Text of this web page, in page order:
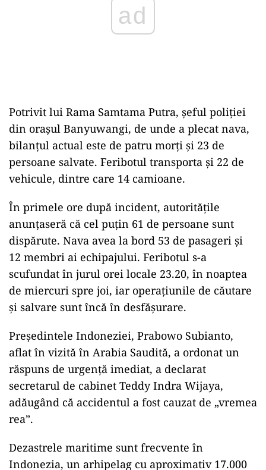
Potrivit lui Rama Samtama Putra, șeful poliției
din orașul Banyuwangi, de unde a plecat nava,
bilanțul actual este de patru morți și 23 de
persoane salvate. Feribotul transporta și 22 de
vehicule, dintre care 14 camioane.
În primele ore după incident, autoritățile
anunțaseră că cel puțin 61 de persoane sunt
dispărute. Nava avea la bord 53 de pasageri și
12 membri ai echipajului. Feribotul s-a
scufundat în jurul orei locale 23.20, în noaptea
de miercuri spre joi, iar operațiunile de căutare
și salvare sunt încă în desfășurare.
Președintele Indoneziei, Prabowo Subianto,
aflat în vizită în Arabia Saudită, a ordonat un
răspuns de urgență imediat, a declarat
secretarul de cabinet Teddy Indra Wijaya,
adăugând că accidentul a fost cauzat de „vremea
rea”.
Dezastrele maritime sunt frecvente în
Indonezia, un arhipelag cu aproximativ 17.000